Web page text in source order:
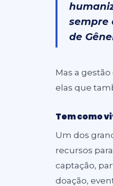
sempre
de
Mas a
elas que
Tem como
Um dos
recursos
captação,
doação,